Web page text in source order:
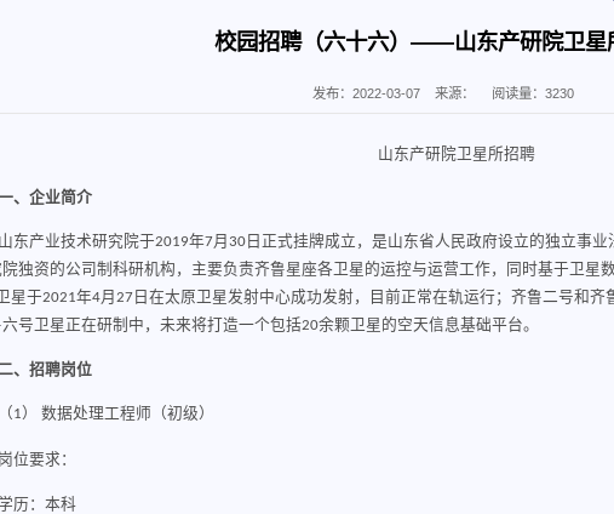
校园招聘（六十六）——山东产研院卫星
发布：2022-03-07 来源： 阅读量： 3230
山东产研院卫星所招聘
、企业简介
东产业技术研究院于2019年7月30日正式挂牌成立，是山东省人民政府设立的独立事
独资的公司制科研机构，主要负责齐鲁星座各卫星的运控与运营工作，同时基于卫星
星于2021年4月27日在太原卫星发射中心成功发射，目前正常在轨运行；齐鲁二号和齐
号卫星正在研制中，未来将打造一个包括20余颗卫星的空天信息基础平台。
、招聘岗位
1）数据处理工程师（初级）
位要求：
历：本科